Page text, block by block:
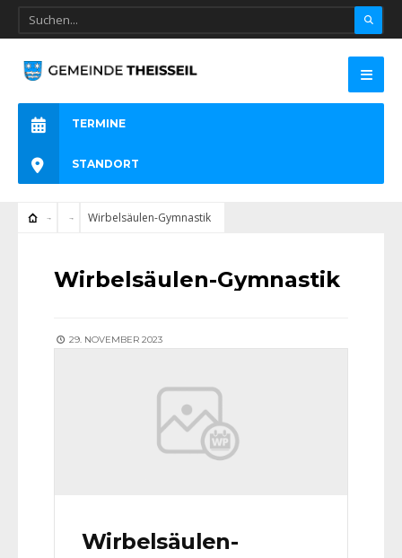
TERMINE
STANDORT
Wirbelsäulen-Gymnastik
Wirbelsäulen-Gymnastik
29. NOVEMBER 2023
Wirbelsäulen-